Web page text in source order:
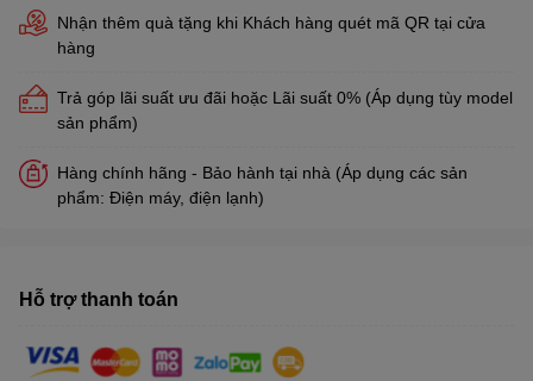
Nhận thêm quà tặng khi Khách hàng quét mã QR tại cửa
hàng
Trả góp lãi suất ưu đãi hoặc Lãi suất 0% (Áp dụng tùy model
sản phẩm)
Hàng chính hãng - Bảo hành tại nhà (Áp dụng các sản
phẩm: Điện máy, điện lạnh)
Hỗ trợ thanh toán